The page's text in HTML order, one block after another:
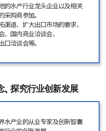
的水产行业龙头企业以及相关
购商参加。
道、扩大出口市场的要求、
国内商业洽谈会、
洽谈会等。
探究行业创新发展
水产业的从业专家及创新智囊